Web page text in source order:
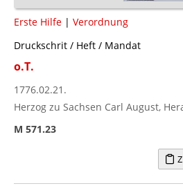
Erste Hilfe | Verordnung
Druckschrit / Heft / Mandat
o.T.
1776.02.21.
Herzog zu Sachsen Carl August,
M 571.23